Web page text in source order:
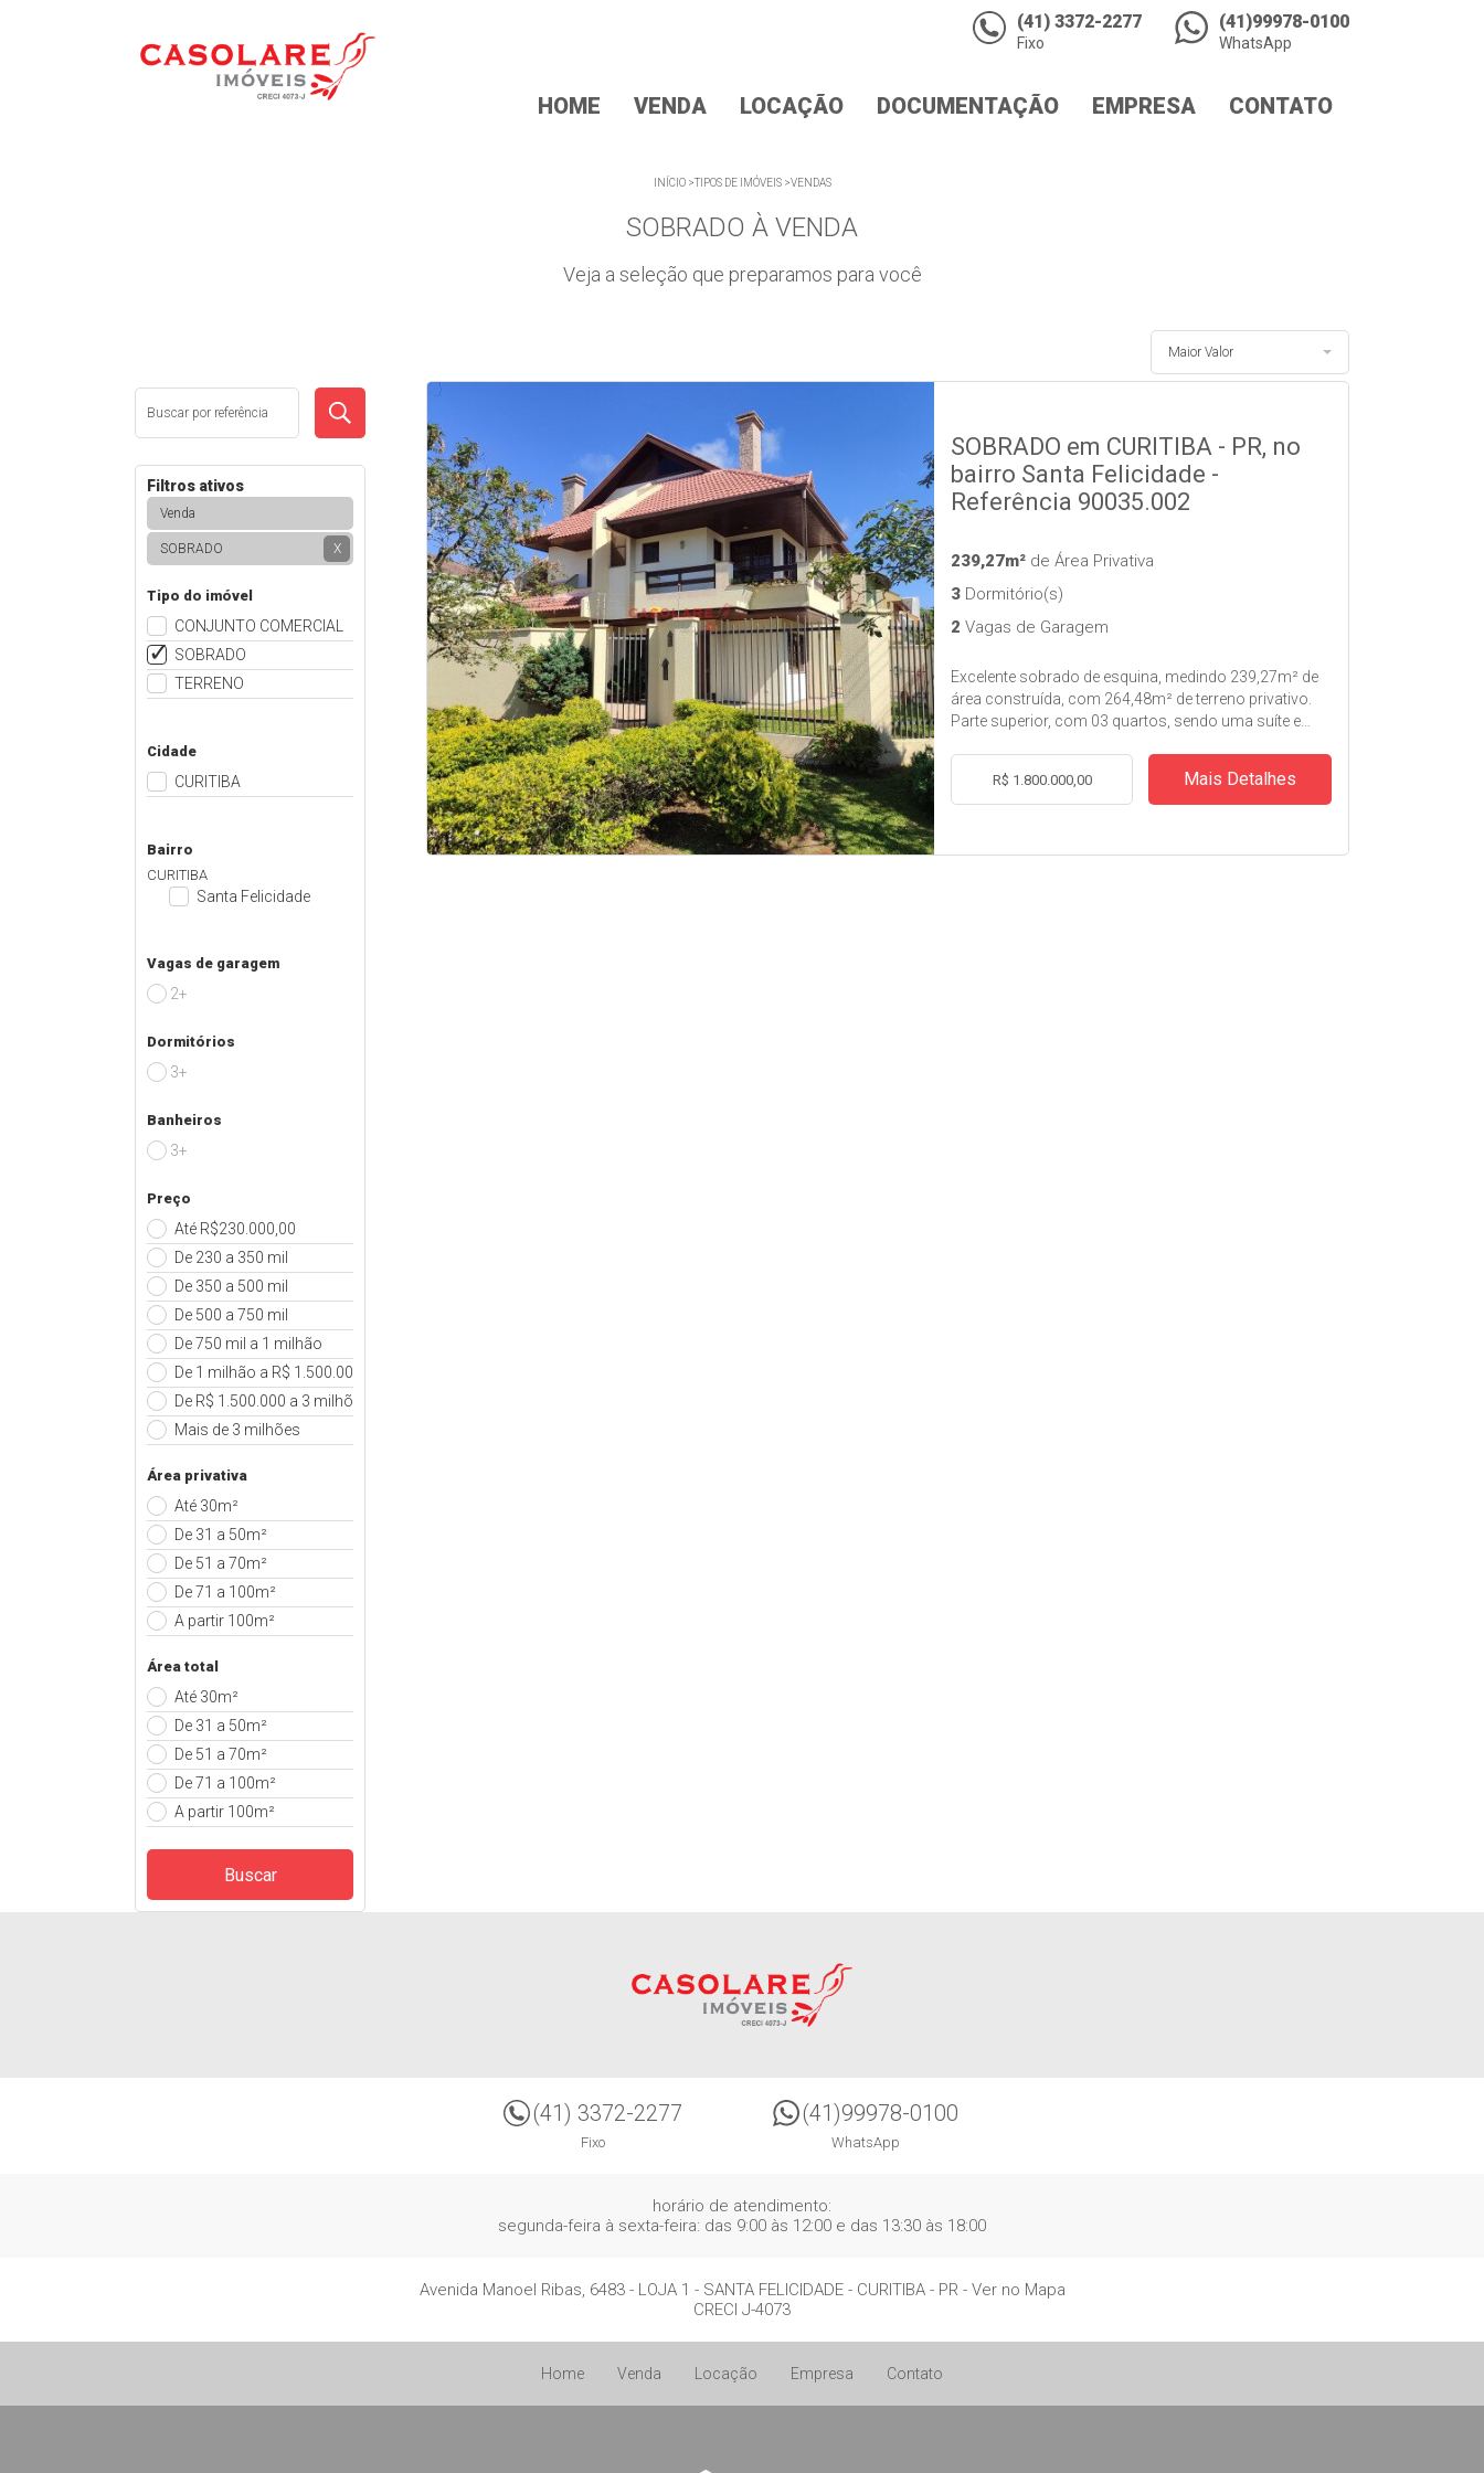
(41) 3372-2277
Fixo
(41)99978-0100
WhatsApp
HOME VENDA LOCAÇÃO DOCUMENTAÇÃO EMPRESA CONTATO
INÍCIO>TIPOS DE IMÓVEIS>VENDAS
SOBRADO À VENDA
Veja a seleção que preparamos para você
Maior Valor
Filtros ativos
Venda
X
SOBRADO
Tipo do imóvel
CONJUNTO COMERCIAL
SOBRADO
TERRENO
Cidade
CURITIBA
Bairro
CURITIBA
Santa Felicidade
Vagas de garagem
2+
Dormitórios
3+
Banheiros
3+
Preço
Até R$230.000,00
De 230 a 350 mil
De 350 a 500 mil
De 500 a 750 mil
De 750 mil a 1 milhão
De 1 milhão a R$ 1.500.000
De R$ 1.500.000 a 3 milhões
Mais de 3 milhões
Área privativa
Até 30m²
De 31 a 50m²
De 51 a 70m²
De 71 a 100m²
A partir 100m²
Área total
Até 30m²
De 31 a 50m²
De 51 a 70m²
De 71 a 100m²
A partir 100m²
Buscar
SOBRADO em CURITIBA - PR, no
bairro Santa Felicidade -
Referência 90035.002
239,27m²de Área Privativa
3Dormitório(s)
2 Vagas de Garagem
Excelente sobrado de esquina, medindo 239,27m² de
área construída, com 264,48m² de terreno privativo.
Parte superior, com 03 quartos, sendo uma suíte e
banheira de hydromassagem; sala de tv; banheiro
social e atico. Na parte terrea, cozinha mobiliada,
churrasqueira, ampla sala, lavabo, lavanderia,
madeira, piso de madeira maciça, aquecimento a gás,
R$ 1.800.000,00 Mais Detalhes
(41) 3372-2277
Fixo
(41)99978-0100
WhatsApp
horário de atendimento:
segunda-feira à sexta-feira: das 9:00 às 12:00 e das 13:30 às 18:00
Avenida Manoel Ribas, 6483 - LOJA 1 - SANTA FELICIDADE - CURITIBA- PR- Ver no Mapa
CRECI J-4073
Home Venda Locação Empresa Contato